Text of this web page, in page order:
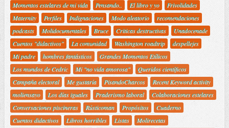
Momentos estelares de mi vida Pensando.. El libro y yo
Frivolidades
Maternity
Perfiles Indignaciones Modo aleatorio
recomendaciones
podcasts
Molidocumentales Bruce Criticas destructivas
Unadocenade
Cuentos "didactivos"
La comunidad Washington roadtrip
despellejes
Mi padre
hombres fantásticos
Grandes Momentos Etílicos
Los mundos de Cedric
Mi "no vida amorosa"
Queridos científicos
Campaña electoral
Me gustaría PisandoCharcos
Recent Keyword activity
moliensayo
Los días iguales Praderismo laboral
Colaboraciones estelares
Conversaciones piscineras
Rústicoman Propósitos
Cuaderno
Cuentos didactivos
Libros horribles Listas
Molirecetas